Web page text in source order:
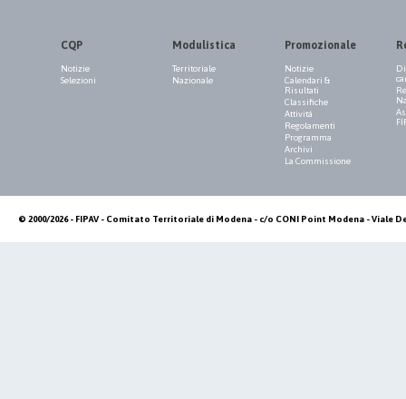
CQP
Notizie
Selezioni
Modulistica
Territoriale
Nazionale
Promozionale
Notizie
Calendari &
Risultati
Classifiche
Attività
Regolamenti
Programma
Archivi
La Commissione
© 2000/2026 - FIPAV - Comitato Territoriale di Modena - c/o CONI Point Modena - Viale